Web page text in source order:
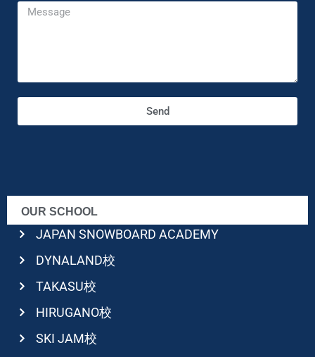
Send
OUR SCHOOL
JAPAN SNOWBOARD ACADEMY
DYNALAND校
TAKASU校
HIRUGANO校
SKI JAM校